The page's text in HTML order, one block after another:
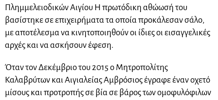
Πλημμελειοδικών Αιγίου Η πρωτόδικη αθώωσή του
βασίστηκε σε επιχειρήματα τα οποία προκάλεσαν σάλο,
με αποτέλεσμα να κινητοποιηθούν οι ίδιες οι εισαγγελικές
αρχές και να ασκήσουν έφεση.
Όταν τον Δεκέμβριο του 2015 ο Μητροπολίτης
Καλαβρύτων και Αιγιαλείας Αμβρόσιος έγραφε έναν οχετό
μίσους και προτροπής σε βία σε βάρος των ομοφυλόφιλων